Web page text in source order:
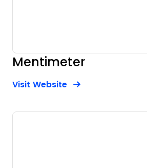
Mentimeter
Visit WebsiteOpens New Window